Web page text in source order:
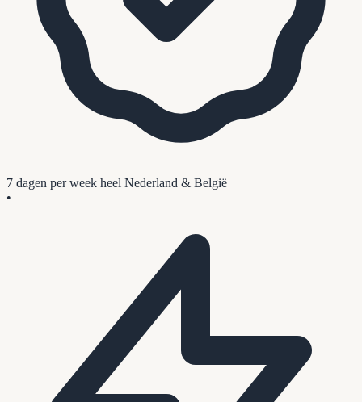
7 dagen per week heel Nederland & België
•